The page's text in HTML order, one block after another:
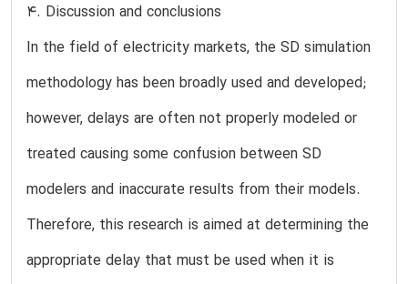
4. Discussion and conclusions
In the field of electricity markets, the SD simulation
methodology has been broadly used and developed;
however, delays are often not properly modeled or
treated causing some confusion between SD
modelers and inaccurate results from their models.
Therefore, this research is aimed at determining the
appropriate delay that must be used when it is